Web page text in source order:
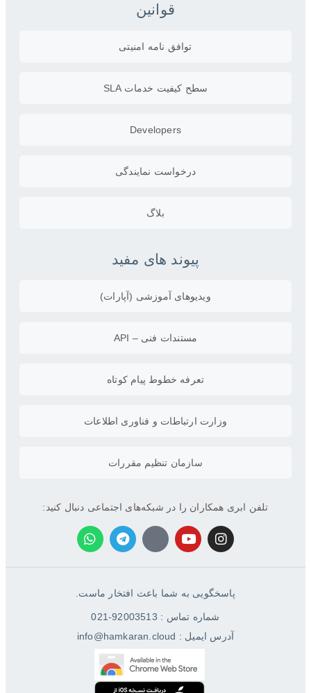
قوانین
توافق نامه امنیتی
سطح کیفیت خدمات SLA
Developers
درخواست نمایندگی
بلاگ
پیوند های مفید
ویدیو‌های آموزشی (آپارات)
مستندات فنی – API
تعرفه خطوط پیام کوتاه
وزارت ارتباطات و فناوری اطلاعات
سازمان تنظیم مقررات
تلفن ابری همکاران را در شبکه‌های اجتماعی دنبال کنید:
پاسخگویی به شما باعث افتخار ماست.
شماره تماس : 92003513-021
آدرس ایمیل : info@hamkaran.cloud